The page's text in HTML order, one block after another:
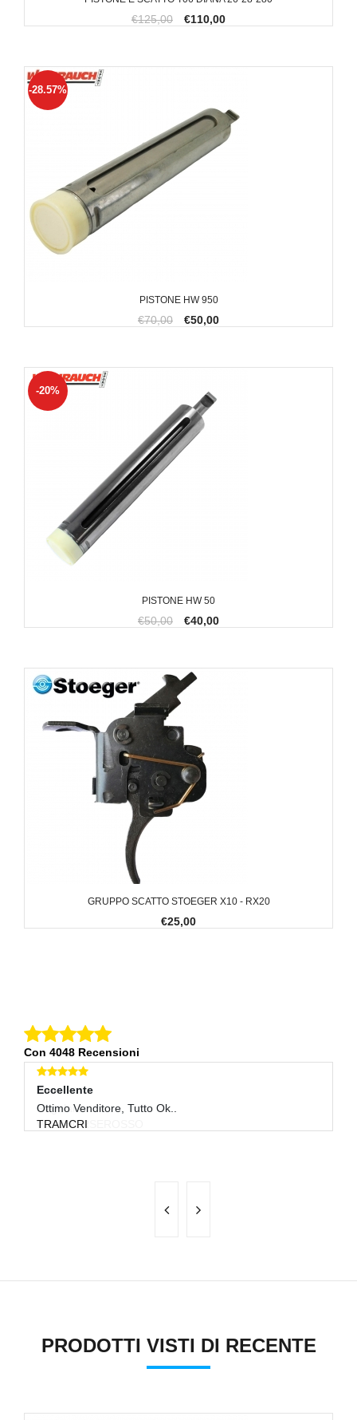
€125,00 €110,00
PISTONE HW 950
-28.57%
€70,00 €50,00
PISTONE HW 50
-20%
€50,00 €40,00
GRUPPO SCATTO STOEGER X10 - RX20
€25,00
Con 4048 Recensioni
Eccellente
Ottimo Venditore, Tutto Ok..
TRAMCRI
PRODOTTI VISTI DI RECENTE